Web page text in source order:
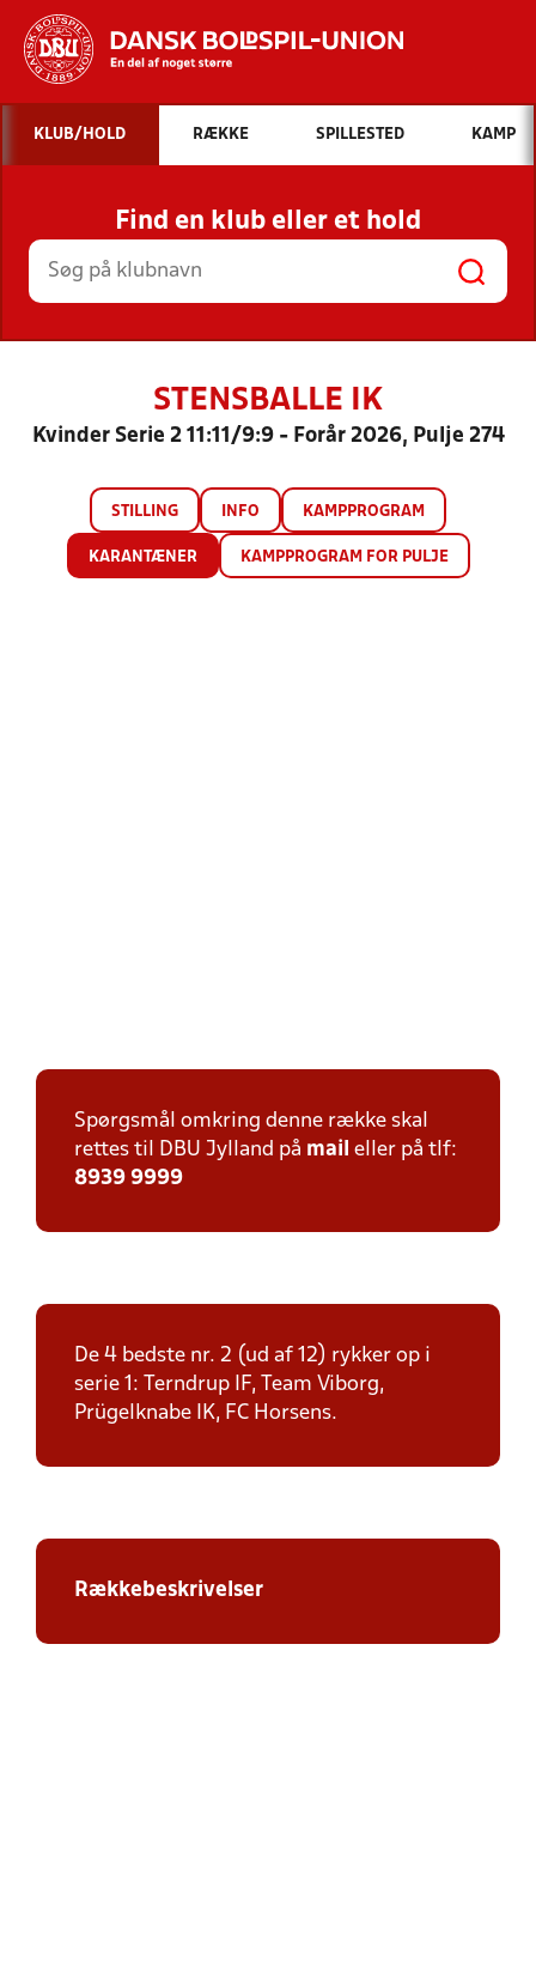
Hvad vil du søge efter?
INDHOLD OG NYHEDER
STILLINGER, RESULTATER, KLUBBER OG
HOLD
KLUB/HOLD RÆKKE SPILLESTED KAMP
Find en klub eller et hold
STENSBALLE IK
Kvinder Serie 2 11:11/9:9 - Forår 2026, Pulje 274
STILLING INFO KAMPPROGRAM
KARANTÆNER KAMPPROGRAM FOR PULJE
Spørgsmål omkring denne række skal
rettes til DBU Jylland på mail eller på tlf:
8939 9999
De 4 bedste nr. 2 (ud af 12) rykker op i
serie 1: Terndrup IF, Team Viborg,
Prügelknabe IK, FC Horsens.
Rækkebeskrivelser